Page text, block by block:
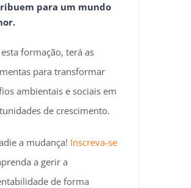
para um mundo
formação, terá as
para transformar
ambientais e sociais em
de crescimento.
a mudança! Inscreva-se
a gerir a
de forma